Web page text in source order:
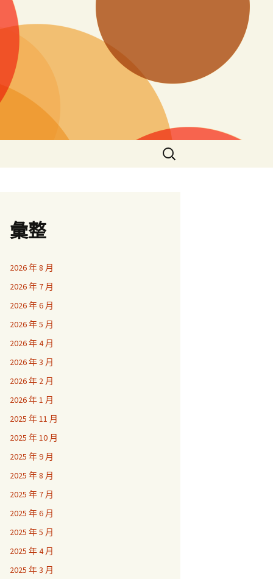
搜
尋
彙整
2026 年 8 月
2026 年 7 月
2026 年 6 月
2026 年 5 月
2026 年 4 月
2026 年 3 月
2026 年 2 月
2026 年 1 月
2025 年 11 月
2025 年 10 月
2025 年 9 月
2025 年 8 月
2025 年 7 月
2025 年 6 月
2025 年 5 月
2025 年 4 月
2025 年 3 月